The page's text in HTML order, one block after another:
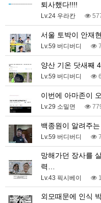
퇴사했다!!!!
Lv.24 우라칸
서울 토박이 안재
Lv.59 버디버디
양산 기온 닷새째
Lv.59 버디버디
이번에 아마존이
Lv.29 소밀면
백종원이 알려주
Lv.59 버디버디
망해가던 장사를
력…
Lv.43 픽시베이
외모때문에 인식